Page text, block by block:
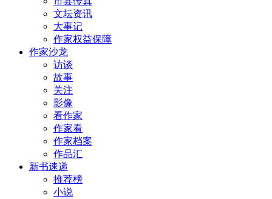
文坛资讯
大事记
作家权益保障
作家沙龙
访谈
故事
关注
影像
看作家
作家看
作家档案
作品汇
新书速递
推荐榜
小说